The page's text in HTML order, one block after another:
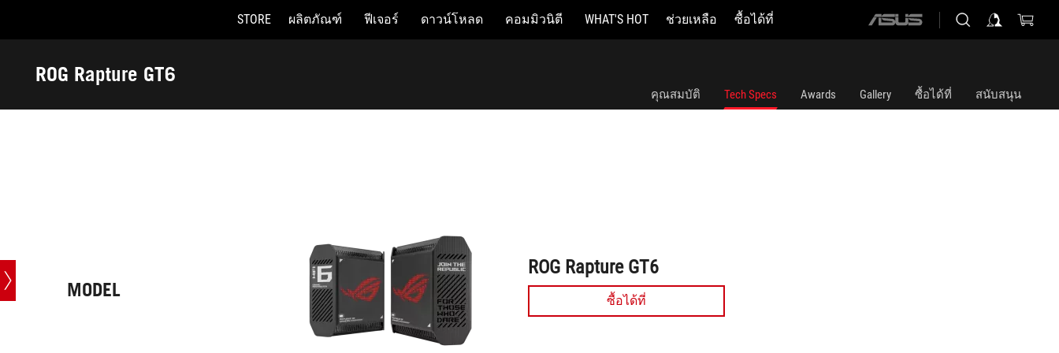
Accessibility links
STORE ผลิตภัณฑ์ ฟีเจอร์ ดาวน์โหลด คอมมิวนิตี WHAT'S HOT ช่วยเหลือ ซื้อได้ที่
ASUS
ROG Rapture GT6
Tech
คุณสมบัติ Tech Specs Awards Gallery ซื้อได้ที่ สนับสนุน
MODEL
ROG Rapture GT6
ซื้อได้ที่
ROG Rapture GT6